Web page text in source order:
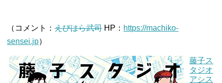
（コメント：えびはら武司HP： https://machiko-
sensei.jp）
藤子ス
タジオ
アシス